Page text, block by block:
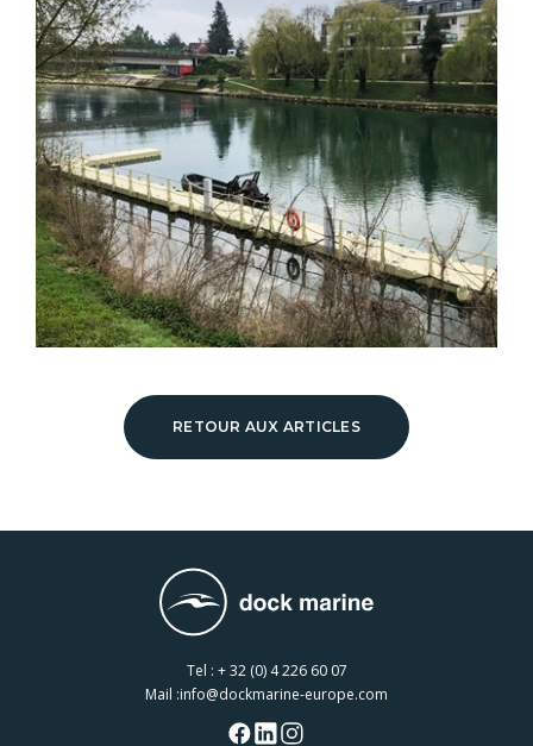
RETOUR AUX ARTICLES
Tel : + 32 (0) 4 226 60 07
Mail :info@dockmarine-europe.com